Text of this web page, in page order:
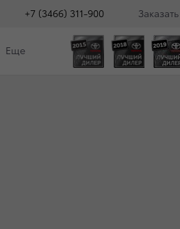
+7 (3466) 311-900
Еще